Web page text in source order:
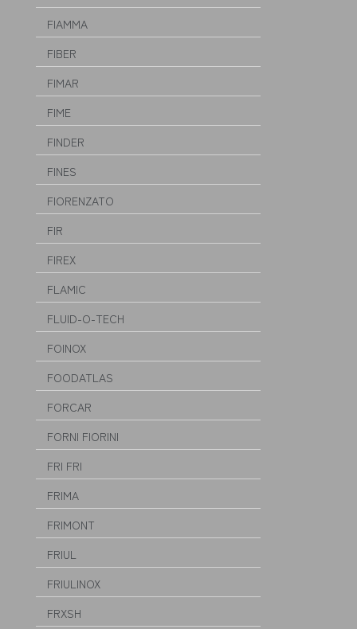
FIAMMA
FIBER
FIMAR
FIME
FINDER
FINES
FIORENZATO
FIR
FIREX
FLAMIC
FLUID-O-TECH
FOINOX
FOODATLAS
FORCAR
FORNI FIORINI
FRI FRI
FRIMA
FRIMONT
FRIUL
FRIULINOX
FRXSH